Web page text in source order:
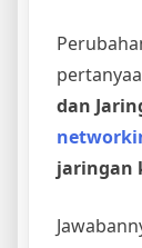
dan
jaringan